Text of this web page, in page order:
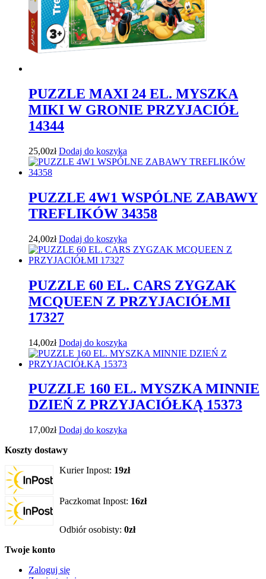
PUZZLE MAXI 24 EL. MYSZKA
MIKI W GRONIE PRZYJACIÓŁ
14344
25,00zł Dodaj do koszyka
PUZZLE 4W1 WSPÓLNE ZABAWY
TREFLIKÓW 34358
24,00zł Dodaj do koszyka
PUZZLE 60 EL. CARS ZYGZAK
MCQUEEN Z PRZYJACIÓŁMI
17327
14,00zł Dodaj do koszyka
PUZZLE 160 EL. MYSZKA MINNIE
DZIEŃ Z PRZYJACIÓŁKĄ 15373
17,00zł Dodaj do koszyka
Koszty dostawy
Kurier Inpost: 19zł
Paczkomat Inpost: 16zł
Odbiór osobisty: 0zł
Twoje konto
Zaloguj się